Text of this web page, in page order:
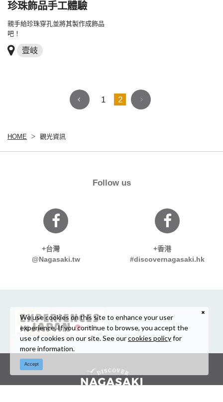
珍珠飾品手工體驗
親手給珍珠穿孔並將其製作成飾品
吧！
壹岐
1 2
HOME 觀光資訊
Follow us
+台灣
@Nagasaki.tw
+香港
#discovernagasaki.hk
We use cookies on this site to enhance your user
experience. If you continue to browse, you accept the
use of cookies on our site. See ourcookies policyfor
more information.
Accept